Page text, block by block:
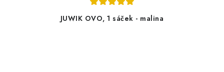
JUWIK OVO, 1 sáček - malina